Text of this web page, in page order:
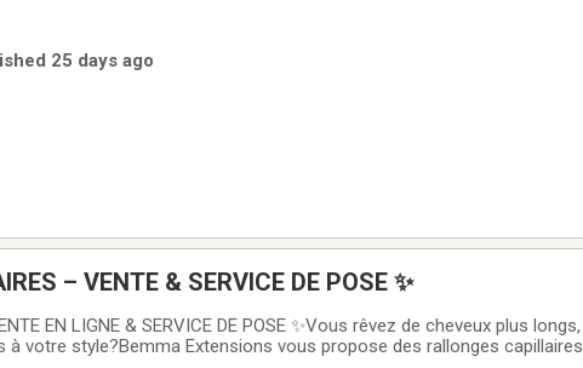
25 days ago
✨ EXTENSIONS CAPILLAIRES – VENTE & SERVICE DE POSE ✨
EN LIGNE & SERVICE DE POSE ✨Vous rêvez de cheveux plus longs,
votre style?Bemma Extensions vous propose des rallonges capillaires